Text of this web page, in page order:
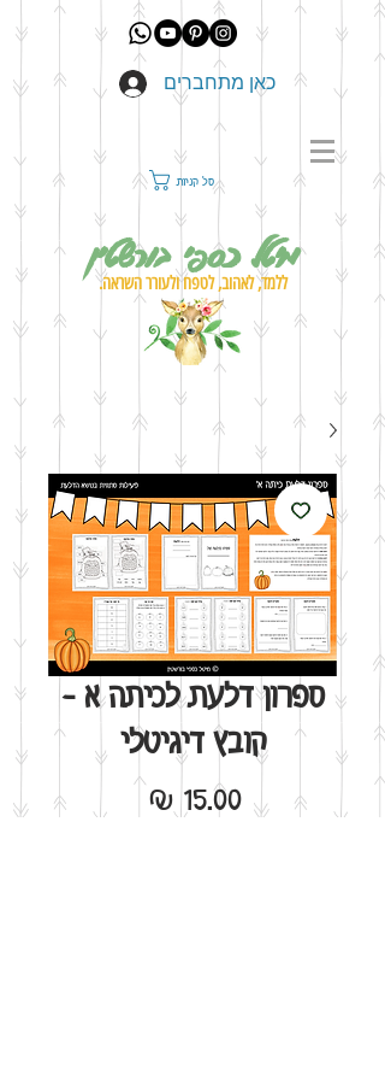
כאן מתחברים
סל קניות
מיטל כספי בורשטין
ללמד, לאהוב, לטפח ולעורר השראה.
ספרון דלעת לכיתה א -
קובץ דיגיטלי
מחיר